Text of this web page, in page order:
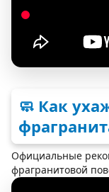
🧼 Как
Официальные
фрагранитовой